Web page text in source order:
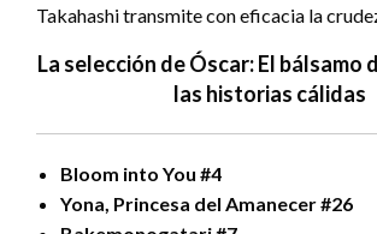
Takahashi transmite con eficacia la
La selección de Óscar: El bálsamo
las historias cálidas
Bloom into You #4
Yona, Princesa del Amanecer #26